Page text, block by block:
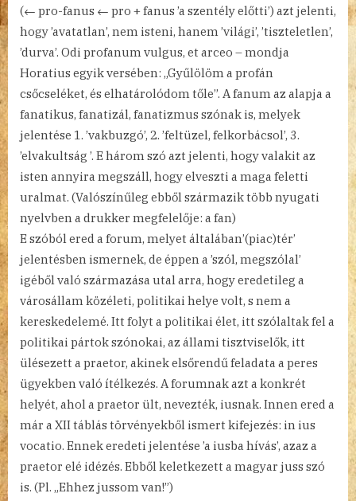
(← pro-fanus ← pro + fanus ’a szentély előtti’) azt jelenti,
hogy ’avatatlan’, nem isteni, hanem ’világi’, ’tiszteletlen’,
’durva’. Odi profanum vulgus, et arceo – mondja
Horatius egyik versében: „Gyűlölöm a profán
csőcseléket, és elhatárolódom tőle”. A fanum az alapja a
fanatikus, fanatizál, fanatizmus szónak is, melyek
jelentése 1. ’vakbuzgó’, 2. ’feltüzel, felkorbácsol’, 3.
’elvakultság ’. E három szó azt jelenti, hogy valakit az
isten annyira megszáll, hogy elveszti a maga feletti
uralmat. (Valószínűleg ebből származik több nyugati
nyelvben a drukker megfelelője: a fan)
E szóból ered a forum, melyet általában’(piac)tér’
jelentésben ismernek, de éppen a ’szól, megszólal’
igéből való származása utal arra, hogy eredetileg a
városállam közéleti, politikai helye volt, s nem a
kereskedelemé. Itt folyt a politikai élet, itt szólaltak fel a
politikai pártok szónokai, az állami tisztviselők, itt
ülésezett a praetor, akinek elsőrendű feladata a peres
ügyekben való ítélkezés. A forumnak azt a konkrét
helyét, ahol a praetor ült, nevezték, iusnak. Innen ered a
már a XII táblás törvényekből ismert kifejezés: in ius
vocatio. Ennek eredeti jelentése ’a iusba hívás’, azaz a
praetor elé idézés. Ebből keletkezett a magyar juss szó
is. (Pl. „Ehhez jussom van!”)